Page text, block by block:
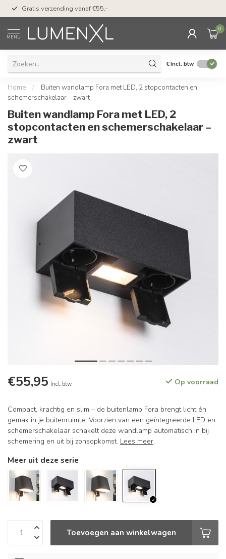
Gratis verzending vanaf €55,-
MENU
0
€Incl. btw
Home /
Buiten wandlamp Fora met LED, 2 stopcontacten en
schemerschakelaar – zwart
Buiten wandlamp Fora met LED, 2
stopcontacten en schemerschakelaar –
zwart
€55,95 Incl. btw Op voorraad
Compact, krachtig en slim – de buitenlamp Fora brengt licht én
gemak in je buitenruimte. Voorzien van een geïntegreerde LED en
schemerschakelaar schakelt deze wandlamp automatisch in bij
schemering en uit bij zonsopkomst. Lees meer.
Meer uit deze serie
Toevoegen aan winkelwagen